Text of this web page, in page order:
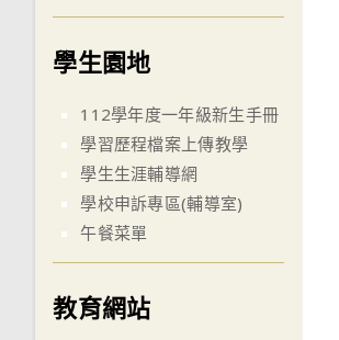
學生園地
112學年度一年級新生手冊
學習歷程檔案上傳教學
學生生涯輔導網
學校申訴專區(輔導室)
午餐菜單
教育網站